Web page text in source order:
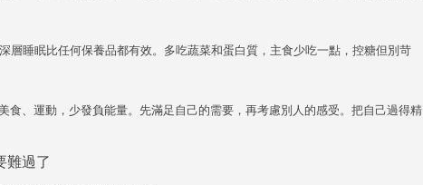
層睡眠比任何保養品都有效。多吃蔬菜和蛋白質，主食少吃一點，控糖但別苛
食、運動，少發負能量。先滿足自己的需要，再考慮別人的感受。把自己過得精
難過了